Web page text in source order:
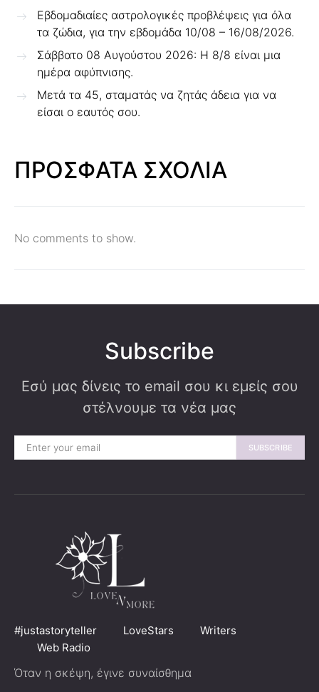
Εβδομαδιαίες αστρολογικές προβλέψεις για όλα
τα ζώδια, για την εβδομάδα 10/08 – 16/08/2026.
Σάββατο 08 Αυγούστου 2026: Η 8/8 είναι μια
ημέρα αφύπνισης.
Μετά τα 45, σταματάς να ζητάς άδεια για να
είσαι ο εαυτός σου.
ΠΡΟΣΦΑΤΑ ΣΧΟΛΙΑ
No comments to show.
Subscribe
Εσύ μας δίνεις το email σου κι εμείς σου
στέλνουμε τα νέα μας
SUBSCRIBE
#justastoryteller LoveStars
Writers
Web Radio
Όταν η σκέψη, έγινε συναίσθημα